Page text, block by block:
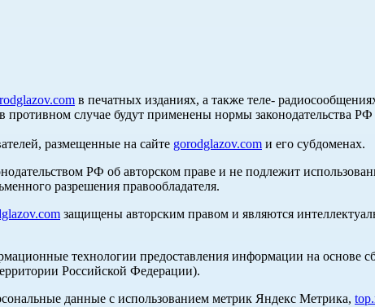
в печатных изданиях, а также теле-
противном случае будут применены нормы законодательства
размещенные на сайте gorodglazov.com и его субдоменах.
РФ об авторском праве и не подлежит
разрешения правообладателя.
защищены авторским правом и являются
технологии предоставления информации на основе
Российской Федерации).
данные с использованием метрик Яндекс Метрика,